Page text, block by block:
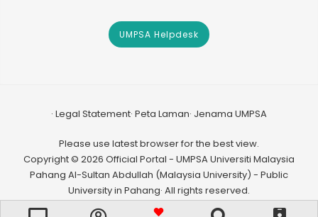
UMPSA Helpdesk
Legal Statement Peta Laman Jenama UMPSA
Please use latest browser for the best view.
Copyright © 2026 Official Portal - UMPSA Universiti Malaysia
Pahang Al-Sultan Abdullah (Malaysia University) - Public
University in Pahang· All rights reserved.